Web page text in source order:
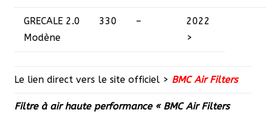
GRECALE 2.0
Modène
330 –
2022
>
Le lien direct vers le site officiel > BMC Air Filters
Filtre à air haute performance « BMC Air Filters